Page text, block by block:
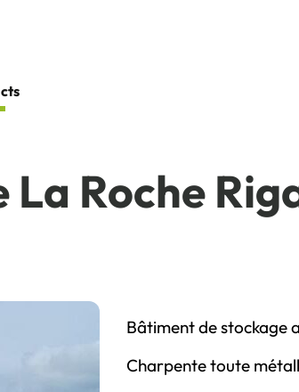
Roche
Bâtiment de stockage
Charpente toute